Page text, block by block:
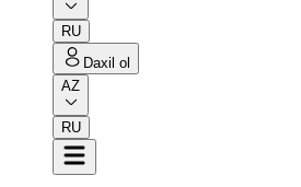
RU
Daxil ol
AZ
RU